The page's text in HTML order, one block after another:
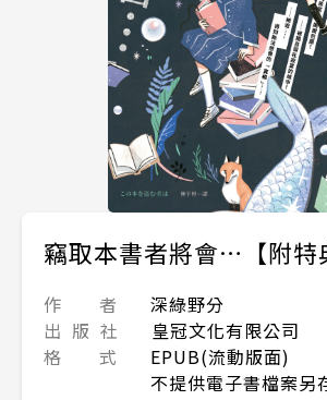
竊取本書者將會…【附特
作 者
深綠野分
出 版 社
皇冠文化有限公司
格 式
EPUB(流動版面)
不提供電子書檔案另